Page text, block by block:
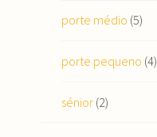
porte médio (5)
porte pequeno (4)
sénior (2)